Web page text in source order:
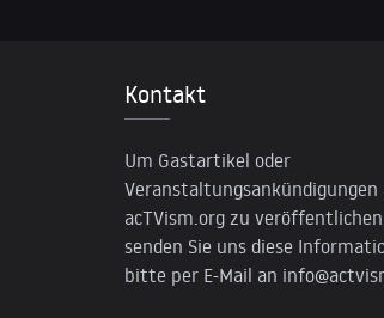
Kontakt
Um Gastartikel oder
Veranstaltungsankündigungen
acTVism.org zu
senden Sie uns diese
bitte per E-Mail an